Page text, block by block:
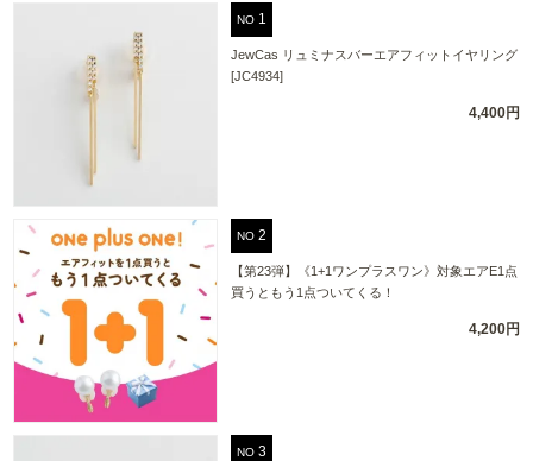
NO
JewCas リュミナスバーエアフィットイヤリング
[JC4934]
4,400円
NO
【第23弾】《1+1ワンプラスワン》対象エアE1点
買うともう1点ついてくる！
4,200円
NO